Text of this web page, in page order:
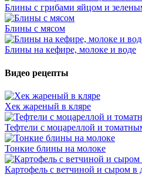
Блины с грибами яйцом и
Блины с мясом
Блины на кефире, молоке и воде
Видео рецепты
Хек жареный в кляре
Тефтели с моцареллой и
Тонкие блины на молоке
Картофель с ветчиной и сыром в